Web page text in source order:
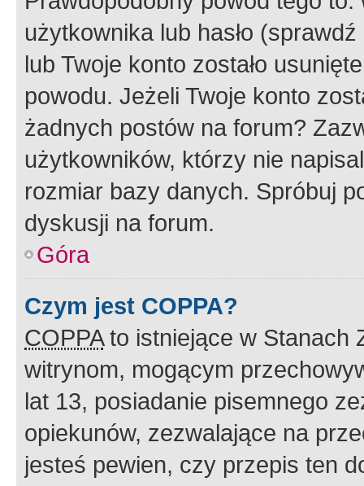
użytkownika lub hasło
lub Twoje konto zostało
powodu. Jeżeli Twoje konto
żadnych postów na forum?
użytkowników, którzy nie
rozmiar bazy danych. Spróbuj
dyskusji na forum.
Góra
Czym jest COPPA?
COPPAto istniejące w Stanach
witrynom, mogącym
lat 13, posiadanie pisemnego
opiekunów, zezwalające na
jesteś pewien, czy przepis ten